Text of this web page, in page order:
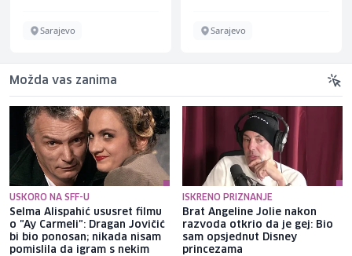
Sarajevo Sarajevo
Možda vas zanima
USKORO NA SFF-U
Selma Alispahić ususret filmu
o "Ay Carmeli": Dragan Jovičić
bi bio ponosan; nikada nisam
pomislila da igram s nekim
ISKRENO PRIZNANJE
Brat Angeline Jolie nakon
razvoda otkrio da je gej: Bio
sam opsjednut Disney
princezama